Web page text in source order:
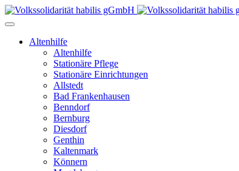
Altenhilfe
Altenhilfe
Stationäre Pflege
Stationäre Einrichtungen
Allstedt
Bad Frankenhausen
Benndorf
Bernburg
Diesdorf
Genthin
Kaltenmark
Könnern